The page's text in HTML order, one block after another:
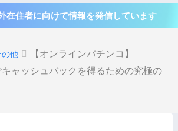
在住者に向けて情報を発信しています
の他
【オンラインパチンコ】
ャッシュバックを得るための究極の